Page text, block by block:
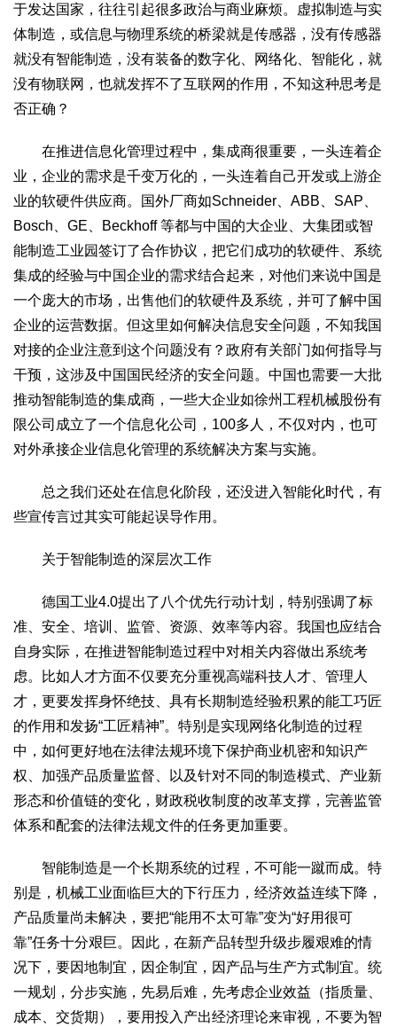
于发达国家，往往引起很多政治与商业麻烦。虚拟制造与实
体制造，或信息与物理系统的桥梁就是传感器，没有传感器
就没有智能制造，没有装备的数字化、网络化、智能化，就
没有物联网，也就发挥不了互联网的作用，不知这种思考是
否正确？
在推进信息化管理过程中，集成商很重要，一头连着企
业，企业的需求是千变万化的，一头连着自己开发或上游企
业的软硬件供应商。国外厂商如Schneider、ABB、SAP、
Bosch、GE、Beckhoff 等都与中国的大企业、大集团或智
能制造工业园签订了合作协议，把它们成功的软硬件、系统
集成的经验与中国企业的需求结合起来，对他们来说中国是
一个庞大的市场，出售他们的软硬件及系统，并可了解中国
企业的运营数据。但这里如何解决信息安全问题，不知我国
对接的企业注意到这个问题没有？政府有关部门如何指导与
干预，这涉及中国国民经济的安全问题。中国也需要一大批
推动智能制造的集成商，一些大企业如徐州工程机械股份有
限公司成立了一个信息化公司，100多人，不仅对内，也可
对外承接企业信息化管理的系统解决方案与实施。
总之我们还处在信息化阶段，还没进入智能化时代，有
些宣传言过其实可能起误导作用。
关于智能制造的深层次工作
德国工业4.0提出了八个优先行动计划，特别强调了标
准、安全、培训、监管、资源、效率等内容。我国也应结合
自身实际，在推进智能制造过程中对相关内容做出系统考
虑。比如人才方面不仅要充分重视高端科技人才、管理人
才，更要发挥身怀绝技、具有长期制造经验积累的能工巧匠
的作用和发扬“工匠精神”。特别是实现网络化制造的过程
中，如何更好地在法律法规环境下保护商业机密和知识产
权、加强产品质量监督、以及针对不同的制造模式、产业新
形态和价值链的变化，财政税收制度的改革支撑，完善监管
体系和配套的法律法规文件的任务更加重要。
智能制造是一个长期系统的过程，不可能一蹴而成。特
别是，机械工业面临巨大的下行压力，经济效益连续下降，
产品质量尚未解决，要把“能用不太可靠”变为“好用很可
靠”任务十分艰巨。因此，在新产品转型升级步履艰难的情
况下，要因地制宜，因企制宜，因产品与生产方式制宜。统
一规划，分步实施，先易后难，先考虑企业效益（指质量、
成本、交货期），要用投入产出经济理论来审视，不要为智